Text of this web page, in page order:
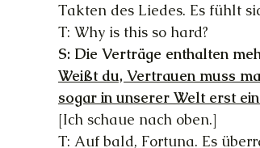
Takten des Liedes. Es fühlt
T: Why is this so hard?
S: Die Verträge enthalten
Weißt du, Vertrauen muss
sogar in unserer Welt erst
[Ich schaue nach oben.]
T: Auf bald, Fortuna. Es